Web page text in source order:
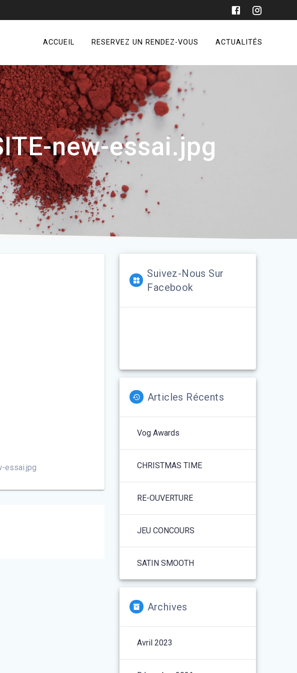
ACCUEIL RESERVEZ UN RENDEZ-VOUS ACTUALITÉS
new-essai.jpg
essai.jpg
Suivez-Nous Sur
Facebook
Articles Récents
Vog Awards
CHRISTMAS TIME
RE-OUVERTURE
JEU CONCOURS
SATIN SMOOTH
Archives
Avril 2023